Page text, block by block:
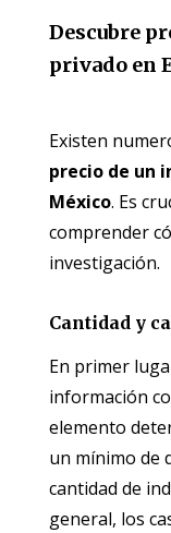
Descubre
privado en
Existen
precio de un
México. Es
comprender
investigación.
Cantidad y
En primer
información
elemento
un mínimo de
cantidad de
general, los